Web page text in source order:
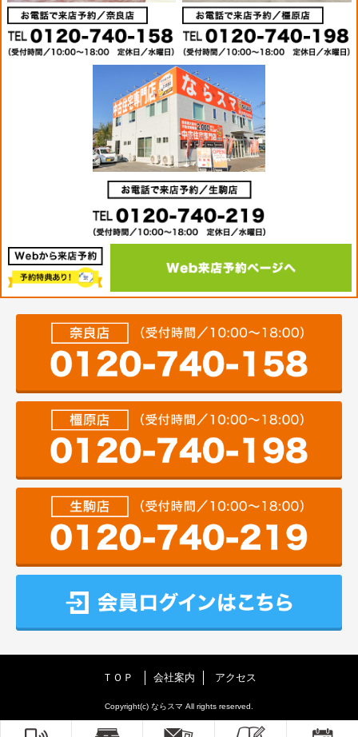
ＴＯＰ 会社案内 アクセス
Copyright(c) ならスマ All rights reserved.